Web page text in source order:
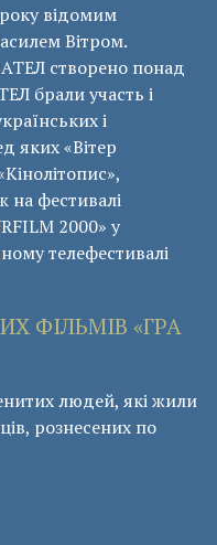
відомим
Вітром.
створено понад
брали участь і
і
яких «Вітер
на фестивалі
2000» у
телефестивалі
ФІЛЬМІВ «ГРА
людей, які жили
рознесених по